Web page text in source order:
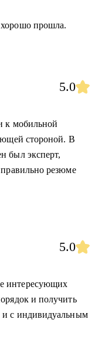
хорошо прошла.
5.0
к мобильной
стороной. В
был эксперт,
резюме
5.0
интересующих
и получить
и с индивидуальным